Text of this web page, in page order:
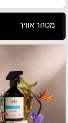
מטהר אוויר